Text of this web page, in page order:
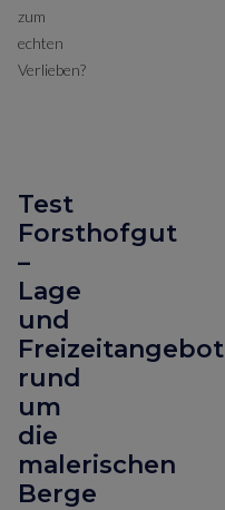
zum
echten
Verlieben?
Test
Forsthofgut
–
Lage
und
Freizeitangebot
rund
um
die
malerischen
Berge